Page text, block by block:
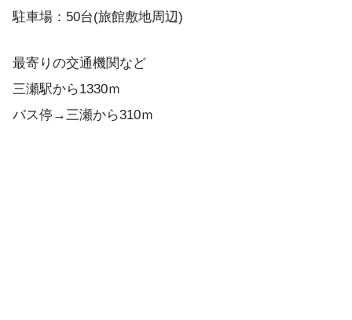
駐車場：50台(旅館敷地周辺)
最寄りの交通機関など
三瀬駅から1330ｍ
バス停→三瀬から310ｍ